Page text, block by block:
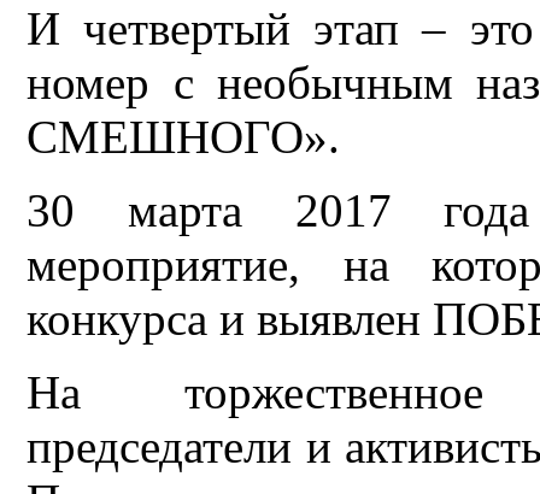
И четвертый этап –
номер с необычным
СМЕШНОГО».
30 марта 2017 года
мероприятие, на
конкурса и выявлен
На торжественное
председатели и